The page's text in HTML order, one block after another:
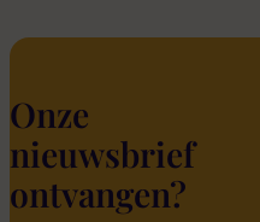
Onze
nieuwsbrief
ontvangen?